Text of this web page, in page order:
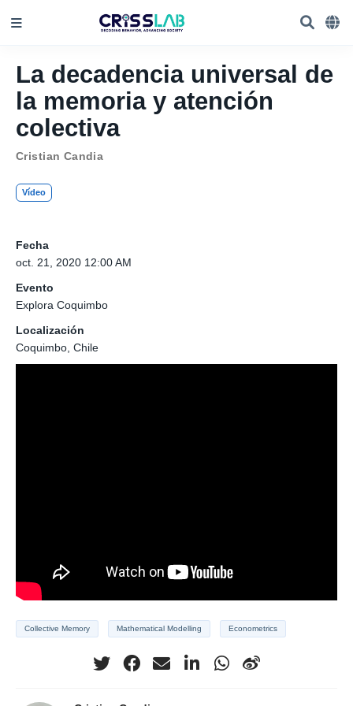
La decadencia universal de
la memoria y atención
colectiva
Cristian Candia
Vídeo
Fecha
oct. 21, 2020 12:00 AM
Evento
Explora Coquimbo
Localización
Coquimbo, Chile
Collective Memory Mathematical Modelling Econometrics